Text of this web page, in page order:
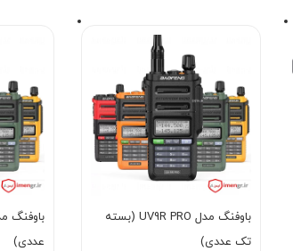
باوفنگ مدل UV9R PRO (بسته
تک عددی)
عددی)